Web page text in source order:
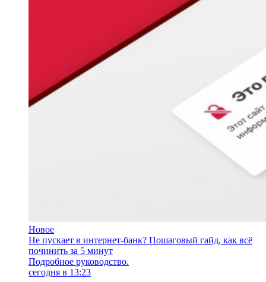
Новое
Не пускает в интернет-банк? Пошаговый гайд, как всё
починить за 5 минут
Подробное руководство.
сегодня в 13:23